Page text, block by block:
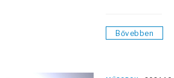
Bővebben